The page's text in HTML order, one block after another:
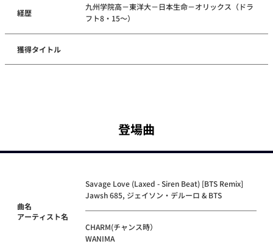
経歴
九州学院高－東洋大－日本生命－オリックス（ドラ
フト8・15～）
獲得タイトル
登場曲
曲名
アーティスト名
Savage Love (Laxed - Siren Beat) [BTS Remix]
Jawsh 685, ジェイソン・デルーロ & BTS
CHARM(チャンス時）
WANIMA